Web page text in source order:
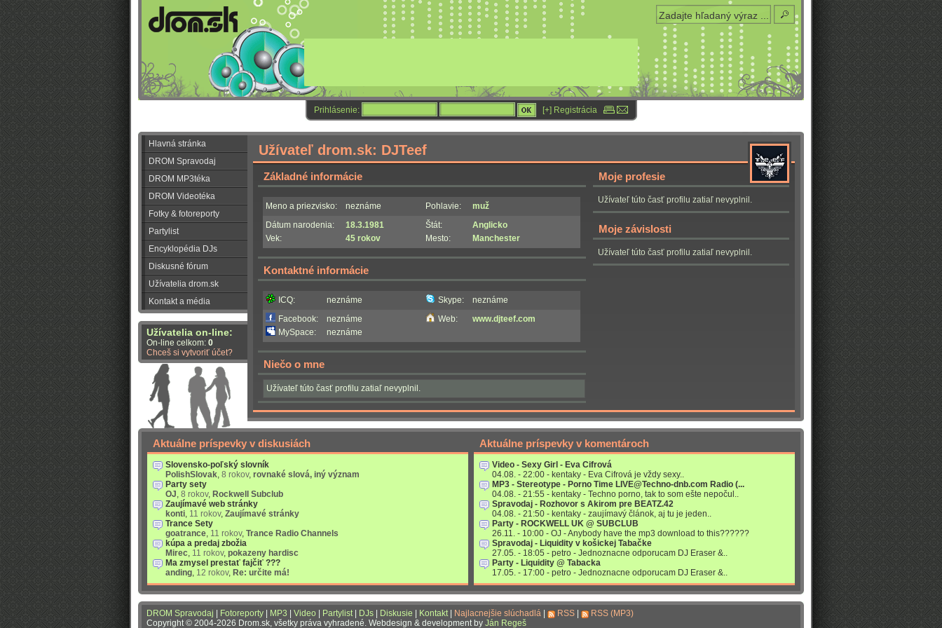
Prihlásenie: [+] Registrácia
Hlavná stránka
DROM Spravodaj
DROM MP3téka
DROM Videotéka
Fotky & fotoreporty
Partylist
Encyklopédia DJs
Diskusné fórum
Užívatelia drom.sk
Kontakt a média
Užívatelia on-line:
On-line celkom: 0
Chceš si vytvoriť účet?
Užívateľ drom.sk: DJTeef
Základné informácie
Meno a priezvisko: neznáme Pohlavie:
muž
Dátum narodenia:
Vek:
18.3.1981
45 rokov
Štát:
Mesto:
Anglicko
Manchester
Kontaktné informácie
ICQ: neznáme Skype:
neznáme
Facebook:
MySpace:
neznáme
neznáme
Web: www.djteef.com
Niečo o mne
Užívateľ túto časť profilu zatiaľ nevyplnil.
Moje profesie
Užívateľ túto časť profilu zatiaľ nevyplnil.
Moje závislosti
Užívateľ túto časť profilu zatiaľ nevyplnil.
Aktuálne príspevky v diskusiách
Slovensko-poľský slovník
PolishSlovak, 8 rokov, rovnaké slová, iný význam
Party sety
OJ, 8 rokov, Rockwell Subclub
Zaujímavé web stránky
konti, 11 rokov, Zaujímavé stránky
Trance Sety
goatrance, 11 rokov, Trance Radio Channels
kúpa a predaj zbožia
Mirec, 11 rokov, pokazeny hardisc
Ma zmysel prestať fajčiť ???
anding, 12 rokov, Re: určite má!
Aktuálne príspevky v komentároch
Video - Sexy Girl - Eva Cifrová
04.08. - 22:00 - kentaky - Eva Cifrová je vždy sexy..
MP3 - Stereotype - Porno Time LIVE@Techno-dnb.com Radio (...
04.08. - 21:55 - kentaky - Techno porno, tak to som ešte nepočul..
Spravodaj - Rozhovor s Akirom pre BEATZ.42
04.08. - 21:50 - kentaky - zaujímavý článok, aj tu je jeden..
Party - ROCKWELL UK @ SUBCLUB
26.11. - 10:00 - OJ - Anybody have the mp3 download to this??????
Spravodaj - Liquidity v košickej Tabačke
27.05. - 18:05 - petro - Jednoznacne odporucam DJ Eraser &..
Party - Liquidity @ Tabacka
17.05. - 17:00 - petro - Jednoznacne odporucam DJ Eraser &..
DROM Spravodaj Fotoreporty MP3 Video Partylist| DJs Diskusie Kontakt| Najlacnejšie slúchadlá RSS
RSS (MP3)
Copyright © 2004-2026 Drom.sk, všetky práva vyhradené. Webdesign & development by Ján Regeš